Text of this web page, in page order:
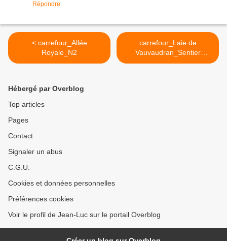
Répondre
< carrefour_Allée
Royale_N2
carrefour_Laie de
Vauvaudran_Sentier
(parcelle 633) >
Hébergé par Overblog
Top articles
Pages
Contact
Signaler un abus
C.G.U.
Cookies et données personnelles
Préférences cookies
Voir le profil de Jean-Luc sur le portail Overblog